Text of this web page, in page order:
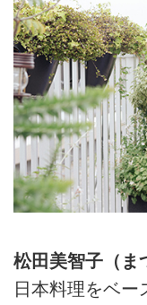
松田美智子（ま
日本料理をベー